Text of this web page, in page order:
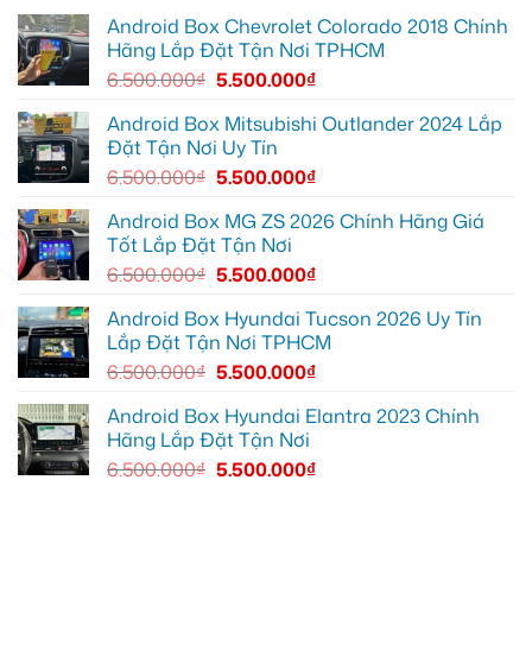
cao
trải
nghiệm
Hóc
Môn
lái
thoải
mái
hơn
Android
box
Geely
EX2
Quận
để
bản
YouTube
tiện
lợi
hơn
Android Box Chevrolet Colorado 2018 Chính
Hãng Lắp Đặt Tận Nơi TPHCM
6.500.000₫ 5.500.000₫
Android Box Mitsubishi Outlander 2024 Lắp
Đặt Tận Nơi Uy Tín
6.500.000₫ 5.500.000₫
Android Box MG ZS 2026 Chính Hãng Giá
Tốt Lắp Đặt Tận Nơi
6.500.000₫ 5.500.000₫
Android Box Hyundai Tucson 2026 Uy Tín
Lắp Đặt Tận Nơi TPHCM
6.500.000₫ 5.500.000₫
Android Box Hyundai Elantra 2023 Chính
Hãng Lắp Đặt Tận Nơi
6.500.000₫ 5.500.000₫